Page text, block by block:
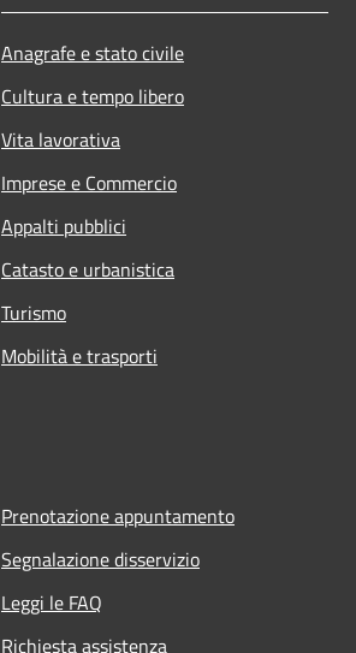
Anagrafe e stato civile
Cultura e tempo libero
Vita lavorativa
Imprese e Commercio
Appalti pubblici
Catasto e urbanistica
Turismo
Mobilità e trasporti
Prenotazione appuntamento
Segnalazione disservizio
Leggi le FAQ
Richiesta assistenza